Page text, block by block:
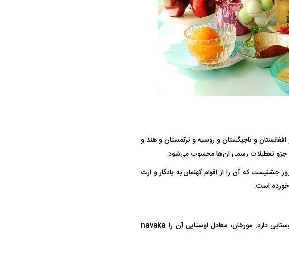
و تاجیگستان و روسیه و ترکمستان و هند و
و جزو تعطیلات رسمی ان‌ها محسوب می‌شود.
که آن را از اقوام کهنمان به یادگار و ارث
خورده است.
واژه نوروز از زبان فارسی میانه (nōgrōz) گرفته شده که ریشه در زبان اوستایی دارد. مورخان، معادل اوستایی آن را navaka